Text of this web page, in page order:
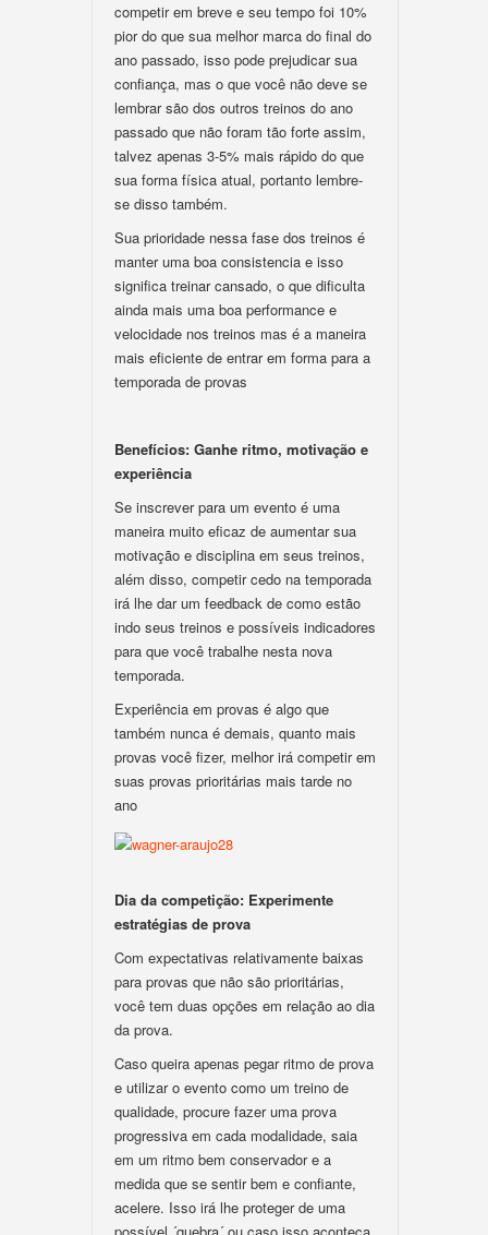
competir em breve e seu tempo foi 10%
pior do que sua melhor marca do final do
ano passado, isso pode prejudicar sua
confiança, mas o que você não deve se
lembrar são dos outros treinos do ano
passado que não foram tão forte assim,
talvez apenas 3-5% mais rápido do que
sua forma física atual, portanto lembre-
se disso também.
Sua prioridade nessa fase dos treinos é
manter uma boa consistencia e isso
significa treinar cansado, o que dificulta
ainda mais uma boa performance e
velocidade nos treinos mas é a maneira
mais eficiente de entrar em forma para a
temporada de provas
Benefícios: Ganhe ritmo, motivação e
experiência
Se inscrever para um evento é uma
maneira muito eficaz de aumentar sua
motivação e disciplina em seus treinos,
além disso, competir cedo na temporada
irá lhe dar um feedback de como estão
indo seus treinos e possíveis indicadores
para que você trabalhe nesta nova
temporada.
Experiência em provas é algo que
também nunca é demais, quanto mais
provas você fizer, melhor irá competir em
suas provas prioritárias mais tarde no
ano
Dia da competição: Experimente
estratégias de prova
Com expectativas relativamente baixas
para provas que não são prioritárias,
você tem duas opções em relação ao dia
da prova.
Caso queira apenas pegar ritmo de prova
e utilizar o evento como um treino de
qualidade, procure fazer uma prova
progressiva em cada modalidade, saia
em um ritmo bem conservador e a
medida que se sentir bem e confiante,
acelere. Isso irá lhe proteger de uma